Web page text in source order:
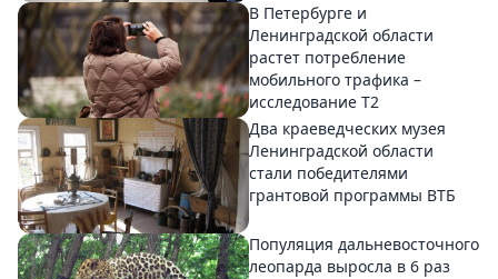
В Петербурге и
Ленинградской области
растет потребление
мобильного трафика –
исследование T2
Два краеведческих музея
Ленинградской области
стали победителями
грантовой программы ВТБ
Популяция дальневосточного
леопарда выросла в 6 раз